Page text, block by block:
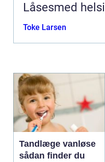
Låsesmed
Toke Larsen
Tandlæge vanløse
sådan finder du